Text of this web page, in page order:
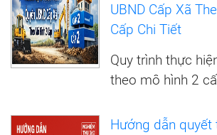
UBND Cấp Xã
Cấp Chi Tiết
Quy trình thực
theo mô hình 2
Hướng dẫn